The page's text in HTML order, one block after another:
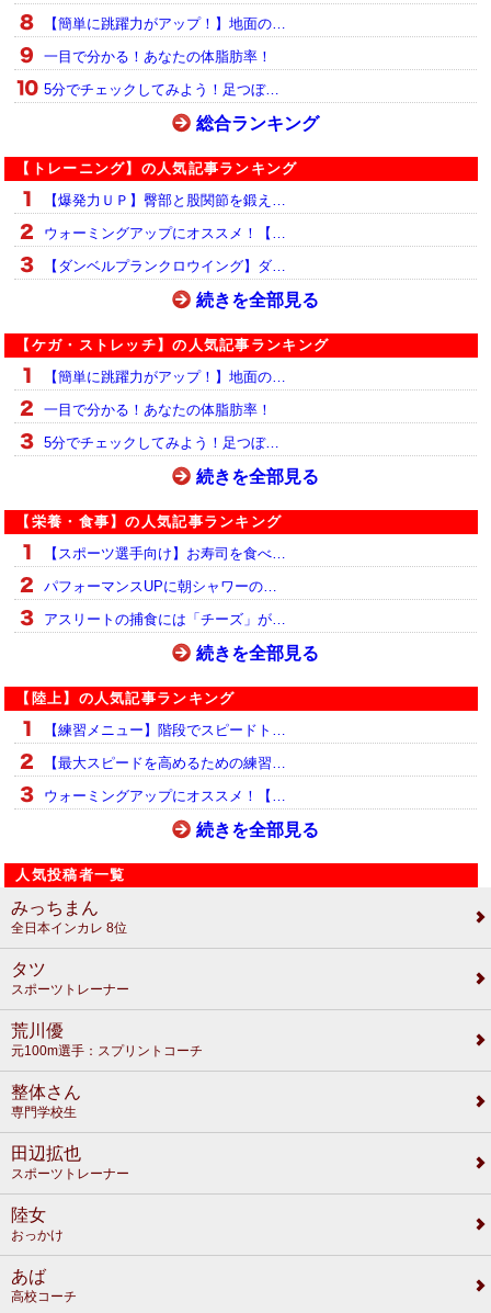
【簡単に跳躍力がアップ！】地面の…
一目で分かる！あなたの体脂肪率！
5分でチェックしてみよう！足つぼ…
総合ランキング
【トレーニング】の人気記事ランキング
【爆発力ＵＰ】臀部と股関節を鍛え…
ウォーミングアップにオススメ！【…
【ダンベルプランクロウイング】ダ…
続きを全部見る
【ケガ・ストレッチ】の人気記事ランキング
【簡単に跳躍力がアップ！】地面の…
一目で分かる！あなたの体脂肪率！
5分でチェックしてみよう！足つぼ…
続きを全部見る
【栄養・食事】の人気記事ランキング
【スポーツ選手向け】お寿司を食べ…
パフォーマンスUPに朝シャワーの…
アスリートの捕食には「チーズ」が…
続きを全部見る
【陸上】の人気記事ランキング
【練習メニュー】階段でスピードト…
【最大スピードを高めるための練習…
ウォーミングアップにオススメ！【…
続きを全部見る
人気投稿者一覧
みっちまん
全日本インカレ 8位
タツ
スポーツトレーナー
荒川優
元100m選手：スプリントコーチ
整体さん
専門学校生
田辺拡也
スポーツトレーナー
陸女
おっかけ
あば
高校コーチ